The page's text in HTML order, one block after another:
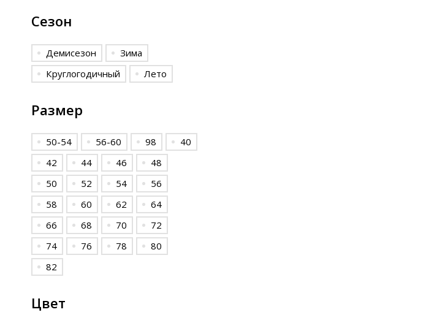
Сезон
Демисезон
Зима
Круглогодичный
Лето
Размер
50-54 56-60 98
40
42
44 46
48
50
52 54
56
58
60 62
64
66
68 70
72
74
76 78
80
82
Цвет